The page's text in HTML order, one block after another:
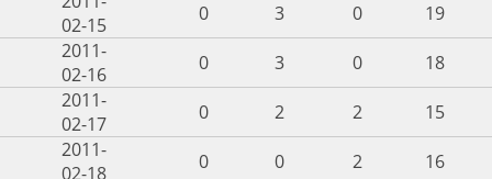
02-15
0 3 0
19
2011-
02-16
0 3 0
18
2011-
02-17
0 2 2
15
2011-
02-18
0 0 2
16